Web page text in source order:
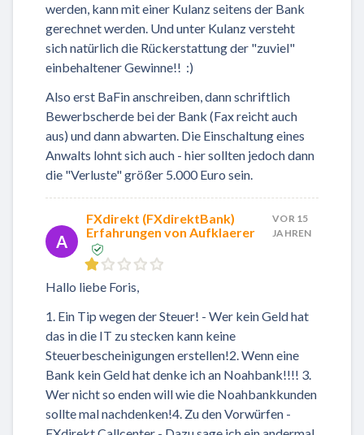
werden, kann mit einer Kulanz seitens der Bank
gerechnet werden. Und unter Kulanz versteht
sich natürlich die Rückerstattung der "zuviel"
einbehaltener Gewinne!! :)
Also erst BaFin anschreiben, dann schriftlich
Bewerbscherde bei der Bank (Fax reicht auch
aus) und dann abwarten. Die Einschaltung eines
Anwalts lohnt sich auch - hier sollten jedoch dann
die "Verluste" größer 5.000 Euro sein.
A
FXdirekt (FXdirektBank)
Erfahrungen von Aufklaerer
VOR 15
JAHREN
Hallo liebe Foris,
1. Ein Tip wegen der Steuer! - Wer kein Geld hat
das in die IT zu stecken kann keine
Steuerbescheinigungen erstellen!2. Wenn eine
Bank kein Geld hat denke ich an Noahbank!!!! 3.
Wer nicht so enden will wie die Noahbankkunden
sollte mal nachdenken!4. Zu den Vorwürfen -